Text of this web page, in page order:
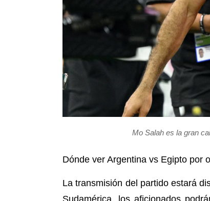
Mo Salah es la gran
Dónde ver Argentina vs Egipto por
La transmisión del partido estará